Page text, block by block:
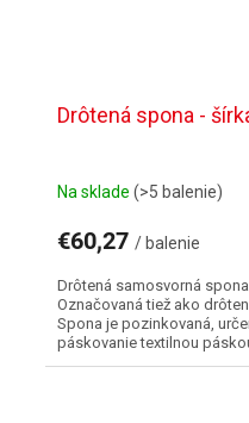
Drôtená spona -
Na sklade (>5 balenie)
€60,27 / balenie
Drôtená samosvorná spona
Označovaná tiež ako
Spona je pozinkovaná,
páskovanie textilnou